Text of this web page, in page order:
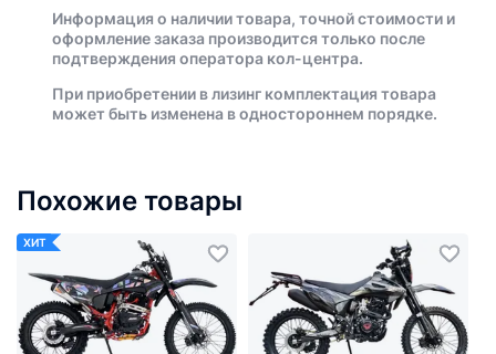
Информация о наличии товара, точной стоимости и
оформление заказа производится только после
подтверждения оператора кол-центра.
При приобретении в лизинг комплектация товара
может быть изменена в одностороннем порядке.
Похожие товары
ХИТ